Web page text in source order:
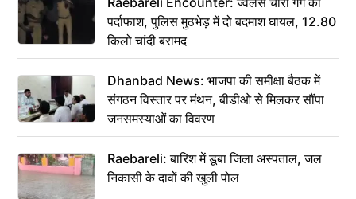
पर्दाफाश, पुलिस मुठभेड़ में दो बदमाश घायल, 12.80
किलो चांदी बरामद
Dhanbad News: भाजपा की समीक्षा बैठक में
संगठन विस्तार पर मंथन, बीडीओ से मिलकर सौंपा
जनसमस्याओं का विवरण
Raebareli: बारिश में डूबा जिला अस्पताल, जल
निकासी के दावों की खुली पोल